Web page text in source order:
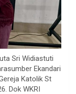
Sri Widiastuti
Ekandari
Katolik St
Dok WKRI